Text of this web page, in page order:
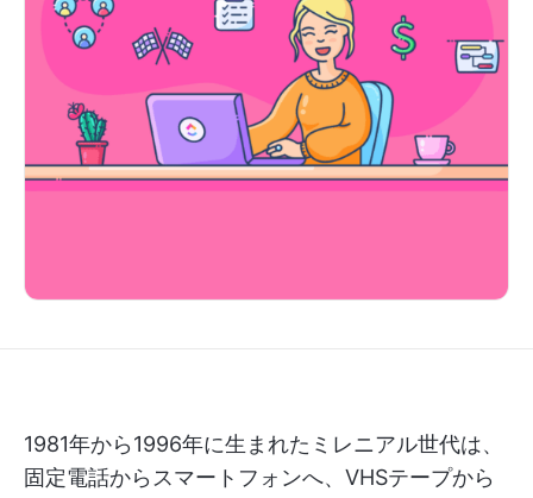
1981年から1996年に生まれたミレニアル世代は、
固定電話からスマートフォンへ、VHSテープから